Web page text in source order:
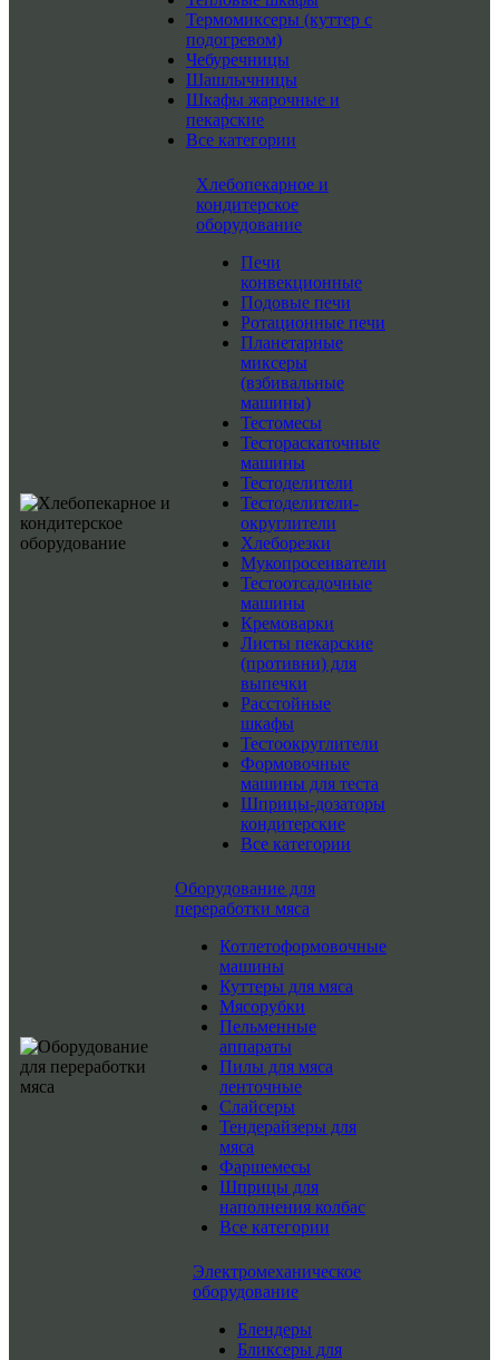
Термомиксеры (куттер с
подогревом)
Чебуречницы
Шашлычницы
Шкафы жарочные и
пекарские
Все категории
Хлебопекарное и
кондитерское
оборудование
Печи
конвекционные
Подовые печи
Ротационные печи
Планетарные
миксеры
(взбивальные
машины)
Тестомесы
Тестораскаточные
машины
Тестоделители
Тестоделители-
округлители
Хлеборезки
Мукопросеиватели
Тестоотсадочные
машины
Кремоварки
Листы пекарские
(противни) для
выпечки
Расстойные
шкафы
Тестоокруглители
Формовочные
машины для теста
Шприцы-дозаторы
кондитерские
Все категории
Оборудование для
переработки мяса
Котлетоформовочные
машины
Куттеры для мяса
Мясорубки
Пельменные
аппараты
Пилы для мяса
ленточные
Слайсеры
Тендерайзеры для
мяса
Фаршемесы
Шприцы для
наполнения колбас
Все категории
Электромеханическое
оборудование
Блендеры
Бликсеры для